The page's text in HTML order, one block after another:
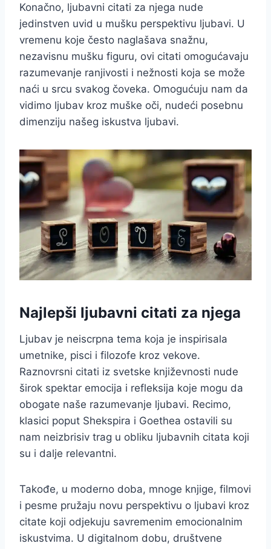
Konačno, ljubavni citati za njega nude
jedinstven uvid u mušku perspektivu ljubavi. U
vremenu koje često naglašava snažnu,
nezavisnu mušku figuru, ovi citati omogućavaju
razumevanje ranjivosti i nežnosti koja se može
naći u srcu svakog čoveka. Omogućuju nam da
vidimo ljubav kroz muške oči, nudeći posebnu
dimenziju našeg iskustva ljubavi.
Najlepši ljubavni citati za njega
Ljubav je neiscrpna tema koja je inspirisala
umetnike, pisci i filozofe kroz vekove.
Raznovrsni citati iz svetske književnosti nude
širok spektar emocija i refleksija koje mogu da
obogate naše razumevanje ljubavi. Recimo,
klasici poput Shekspira i Goethea ostavili su
nam neizbrisiv trag u obliku ljubavnih citata koji
su i dalje relevantni.
Takođe, u moderno doba, mnoge knjige, filmovi
i pesme pružaju novu perspektivu o ljubavi kroz
citate koji odjekuju savremenim emocionalnim
iskustvima. U digitalnom dobu, društvene